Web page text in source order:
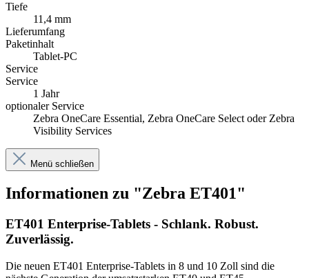
Informationen zu "Zebra ET401"
ET401 Enterprise-Tablets - Schlank. Robust.
Zuverlässig.
Die neuen ET401 Enterprise-Tablets in 8 und 10 Zoll sind die
nächste Generation der umsatzstarken ET40 und ET45
Enterprise-Tablets von Zebra. Diese preisgünstigen robusten Tablets
überzeugen schon in der Standardausstattung auf ganzer Linie
– sie zeichnen sich aus durch das vertraute flache und leichte
Endverbraucher-Design in Kombination mit der fortschrittlichsten
verbesserter Touchscreen-Technologie, die für eine noch größere
neuesten Drahtlostechnologien. Sie sind robuster mit einem längeren
Lebenszyklus. Sie sind leistungsstärker mit einem schnelleren
Prozessor und größeren Arbeitsspeicher. Sie sind sicherer
dank neuen Optionen, die für zusätzlichen Schutz sorgen.